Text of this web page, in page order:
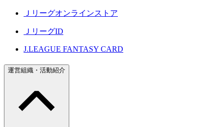
Ｊリーグオンラインストア
ＪリーグID
J.LEAGUE FANTASY CARD
運営組織・活動紹介